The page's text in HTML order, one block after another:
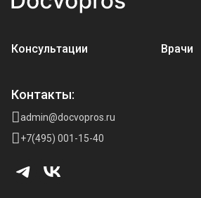
Консультации Врачи
Контакты:
admin@docvopros.ru
+7(495) 001-15-40